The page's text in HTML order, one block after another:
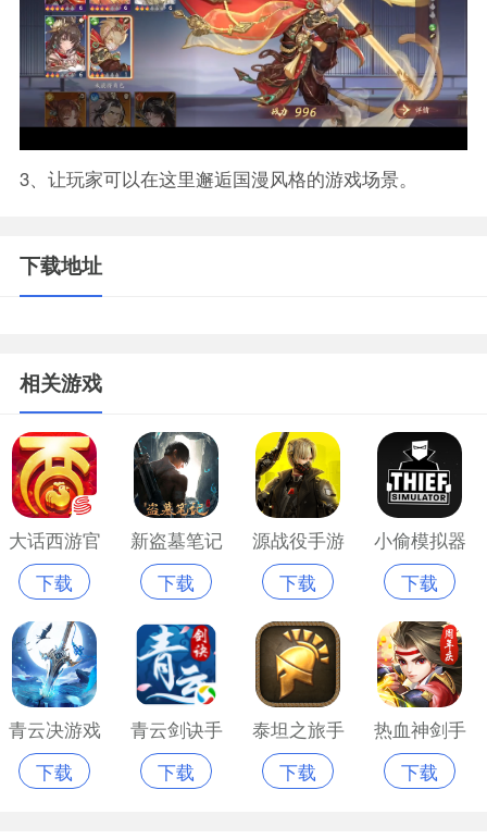
3、让玩家可以在这里邂逅国漫风格的游戏场景。
下载地址
相关游戏
大话西游官
方网易版
下载
新盗墓笔记
手游官方网
站版
下载
源战役手游
手机版
下载
小偷模拟器
手机游戏
下载
青云决游戏
手机版
下载
青云剑诀手
机游戏
下载
泰坦之旅手
游单机版
下载
热血神剑手
机游戏
下载